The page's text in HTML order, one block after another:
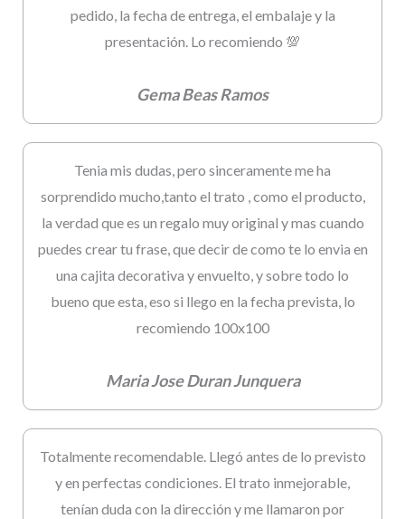
pedido, la fecha de entrega, el embalaje y la
presentación. Lo recomiendo 💯
Gema Beas Ramos
Tenia mis dudas, pero sinceramente me ha
sorprendido mucho,tanto el trato , como el producto,
la verdad que es un regalo muy original y mas cuando
puedes crear tu frase, que decir de como te lo envia en
una cajita decorativa y envuelto, y sobre todo lo
bueno que esta, eso si llego en la fecha prevista, lo
recomiendo 100x100
Maria Jose Duran Junquera
Totalmente recomendable. Llegó antes de lo previsto
y en perfectas condiciones. El trato inmejorable,
tenían duda con la dirección y me llamaron por